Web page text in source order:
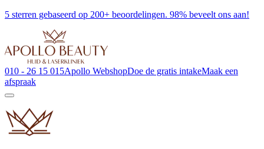
5 sterren gebaseerd op 200+ beoordelingen. 98% beveelt ons aan!
010 - 26 15 015Apollo WebshopDoe de gratis intakeMaak een
afspraak